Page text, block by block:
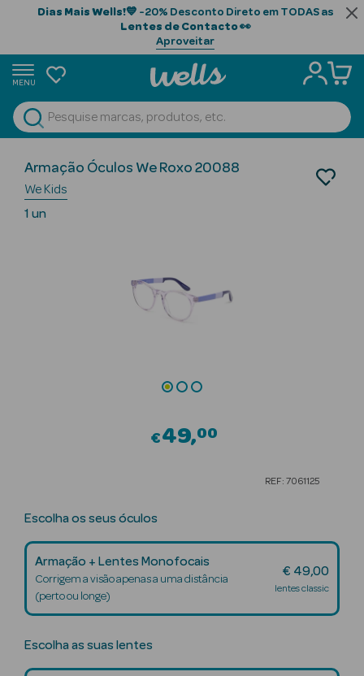
Dias Mais Wells!💙 -20% Desconto Direto em TODAS as
Lentes de Contacto👀
Aproveitar
MENU
Ver Tudo
Beauty Season
Beauty Season
Maquilhagem
Luxo
Beauty Season
Nutricosmética
Ótica
Óculos Graduados
Armações
Armação Óculos We Roxo 20088
We Kids
1 un
€49 00
REF: 7061125
Escolha os seus óculos
Armação + Lentes Monofocais
Corrigem a visão apenas a uma distância
(perto ou longe)
€ 49,00
lentes classic
Escolha as suas lentes